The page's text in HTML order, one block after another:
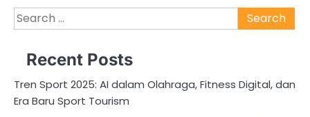
Search
for:
Recent Posts
Tren Sport 2025: AI dalam Olahraga, Fitness Digital, dan
Era Baru Sport Tourism